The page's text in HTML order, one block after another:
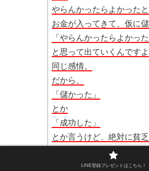
やらんかったらよかったと
お金が入ってきて、仮に
「やらんかったらよかった
と思って出ていくんですよ
同じ感情。
だから、
「儲かった」
とか
「成功した」
とか言うけど、絶対に貧
ないかなと思ってですね。
LINE登録プレゼントはこちら！